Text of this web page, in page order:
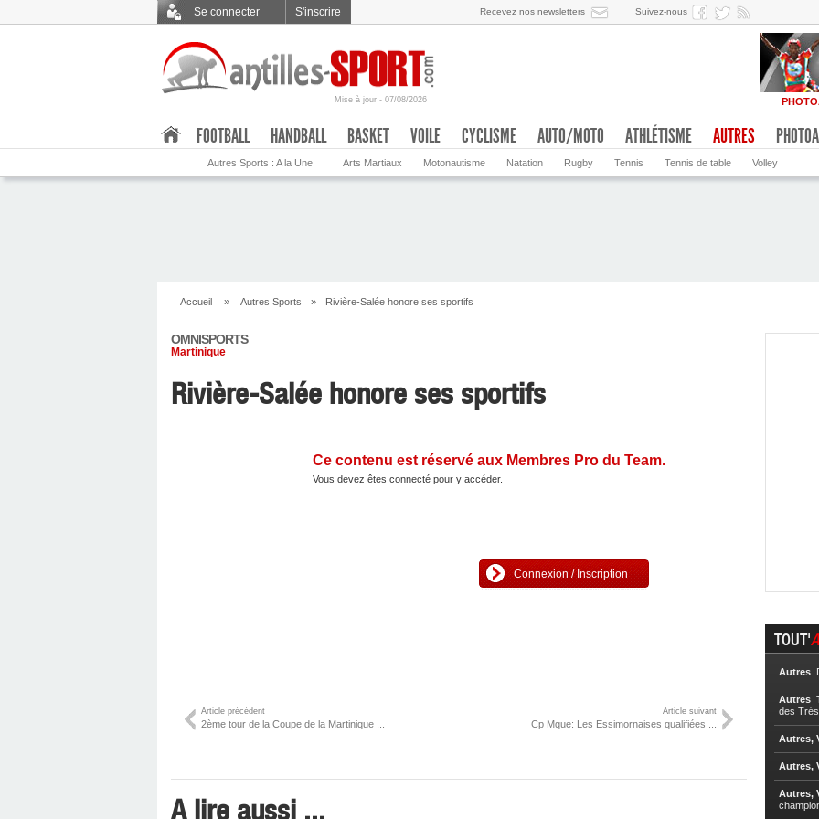
Se connecter S'inscrire Recevez nos newsletters Suivez-nous
Mise à jour - 07/08/2026
FOOTBALL HANDBALL BASKET VOILE CYCLISME AUTO/MOTO ATHLÉTISME AUTRES
Autres Sports : A la Une Arts Martiaux Motonautisme Natation Rugby Tennis Tennis de table Volley
Accueil » Autres Sports » Rivière-Salée honore ses sportifs
OMNISPORTS
Martinique
Rivière-Salée honore ses sportifs
Ce contenu est réservé aux Membres Pro du Team.
Vous devez êtes connecté pour y accéder.
Connexion / Inscription
Article précédent
2ème tour de la Coupe de la Martinique ...
Article suivant
Cp Mque: Les Essimornaises qualifiées ...
A lire aussi ...
TOUT'
Autres
Autres
des
Autres,
Autres,
Autres,